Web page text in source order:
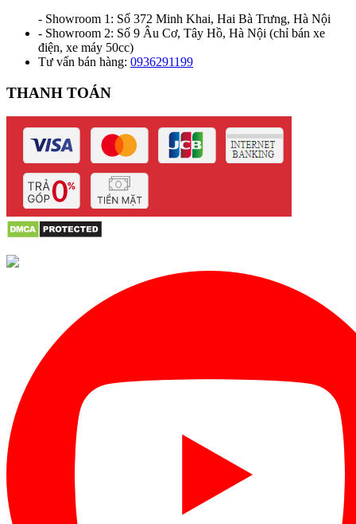
- Showroom 1: Số 372 Minh Khai, Hai Bà Trưng, Hà Nội
- Showroom 2: Số 9 Âu Cơ, Tây Hồ, Hà Nội (chỉ bán xe
điện, xe máy 50cc)
Tư vấn bán hàng: 0936291199
THANH TOÁN